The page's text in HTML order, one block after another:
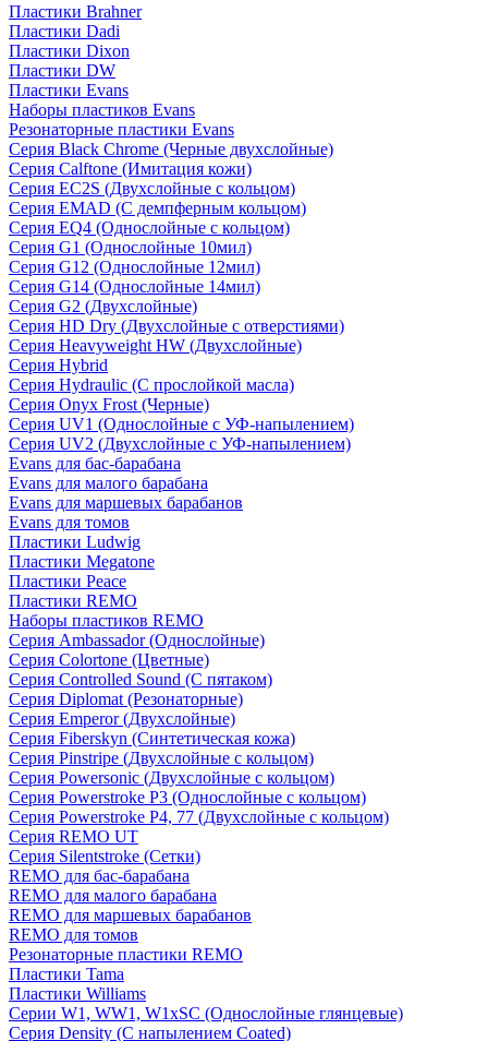
Пластики Brahner
Пластики Dadi
Пластики Dixon
Пластики DW
Пластики Evans
Наборы пластиков Evans
Резонаторные пластики Evans
Серия Black Chrome (Черные двухслойные)
Серия Calftone (Имитация кожи)
Серия EC2S (Двухслойные с кольцом)
Серия EMAD (С демпферным кольцом)
Серия EQ4 (Однослойные с кольцом)
Серия G1 (Однослойные 10мил)
Серия G12 (Однослойные 12мил)
Серия G14 (Однослойные 14мил)
Серия G2 (Двухслойные)
Серия HD Dry (Двухслойные с отверстиями)
Серия Heavyweight HW (Двухслойные)
Серия Hybrid
Серия Hydraulic (С прослойкой масла)
Серия Onyx Frost (Черные)
Серия UV1 (Однослойные с УФ-напылением)
Серия UV2 (Двухслойные с УФ-напылением)
Evans для бас-барабана
Evans для малого барабана
Evans для маршевых барабанов
Evans для томов
Пластики Ludwig
Пластики Megatone
Пластики Peace
Пластики REMO
Наборы пластиков REMO
Серия Ambassador (Однослойные)
Серия Colortone (Цветные)
Серия Controlled Sound (С пятаком)
Серия Diplomat (Резонаторные)
Серия Emperor (Двухслойные)
Серия Fiberskyn (Синтетическая кожа)
Серия Pinstripe (Двухслойные с кольцом)
Серия Powersonic (Двухслойные с кольцом)
Серия Powerstroke P3 (Однослойные с кольцом)
Серия Powerstroke P4, 77 (Двухслойные с кольцом)
Серия REMO UT
Серия Silentstroke (Сетки)
REMO для бас-барабана
REMO для малого барабана
REMO для маршевых барабанов
REMO для томов
Резонаторные пластики REMO
Пластики Tama
Пластики Williams
Серии W1, WW1, W1xSC (Однослойные глянцевые)
Серия Density (C напылением Coated)